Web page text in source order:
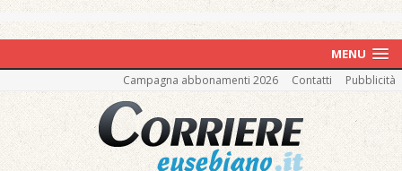
MENU
Campagna abbonamenti 2026 Contatti Pubblicità